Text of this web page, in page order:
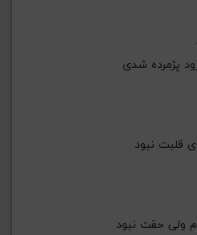
پژمرده شدی
قلبت نبود
ولی حقت نبود